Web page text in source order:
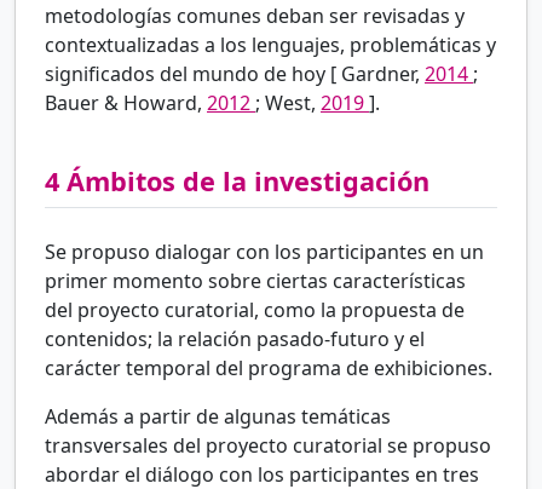
metodologías comunes deban ser revisadas y
contextualizadas a los lenguajes, problemáticas y
significados del mundo de hoy [ Gardner, 2014 ;
Bauer & Howard, 2012 ; West, 2019].
4 Ámbitos de la investigación
Se propuso dialogar con los participantes en un
primer momento sobre ciertas características
del proyecto curatorial, como la propuesta de
contenidos; la relación pasado-futuro y el
carácter temporal del programa de exhibiciones.
Además a partir de algunas temáticas
transversales del proyecto curatorial se propuso
abordar el diálogo con los participantes en tres